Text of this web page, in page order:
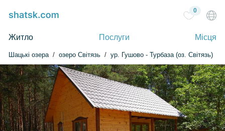
Житло Послуги Місця
0
Шацькі озера озеро Світязь ур. Гушово - Турбаза (оз. Світязь)